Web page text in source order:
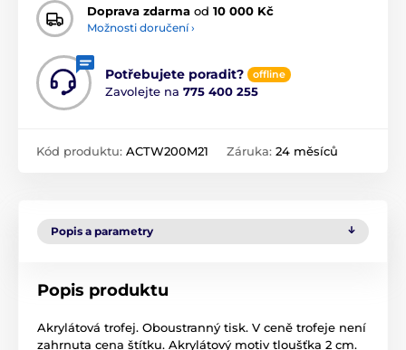
Doprava zdarma od 10 000 Kč
Možnosti doručení ›
Potřebujete poradit? offline
Zavolejte na 775 400 255
Kód produktu: ACTW200M21 Záruka: 24 měsíců
Popis a parametry
Popis produktu
Akrylátová trofej. Oboustranný tisk. V ceně trofeje není
zahrnuta cena štítku. Akrylátový motiv tloušťka 2 cm.